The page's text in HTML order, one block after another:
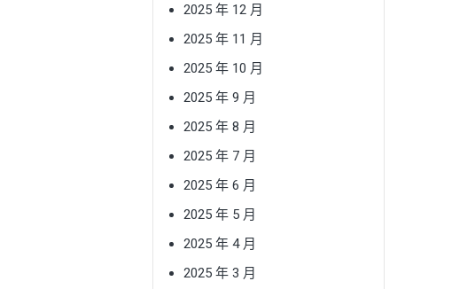
2025 年 12 月
2025 年 11 月
2025 年 10 月
2025 年 9 月
2025 年 8 月
2025 年 7 月
2025 年 6 月
2025 年 5 月
2025 年 4 月
2025 年 3 月